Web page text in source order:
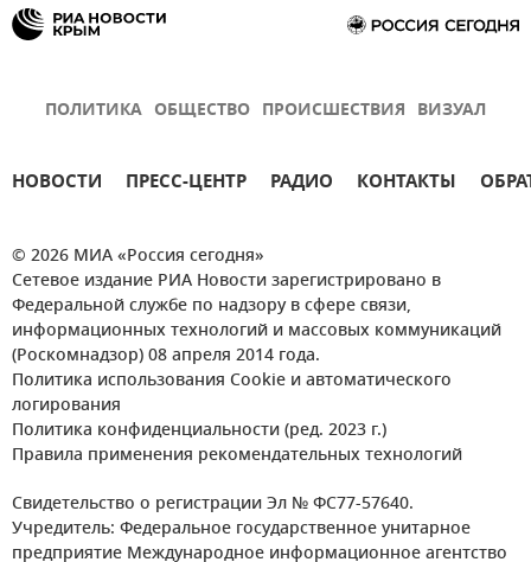
ПОЛИТИКА ОБЩЕСТВО ПРОИСШЕСТВИЯ ВИЗУАЛ
НОВОСТИ ПРЕСС-ЦЕНТР РАДИО КОНТАКТЫ
© 2026 МИА «Россия сегодня»
Сетевое издание РИА Новости зарегистрировано в
Федеральной службе по надзору в сфере связи,
информационных технологий и массовых коммуникаций
(Роскомнадзор) 08 апреля 2014 года.
Политика использования Cookie и автоматического
логирования
Политика конфиденциальности (ред. 2023 г.)
Правила применения рекомендательных технологий
Свидетельство о регистрации Эл № ФС77-57640.
Учредитель: Федеральное государственное унитарное
предприятие Международное информационное агентство